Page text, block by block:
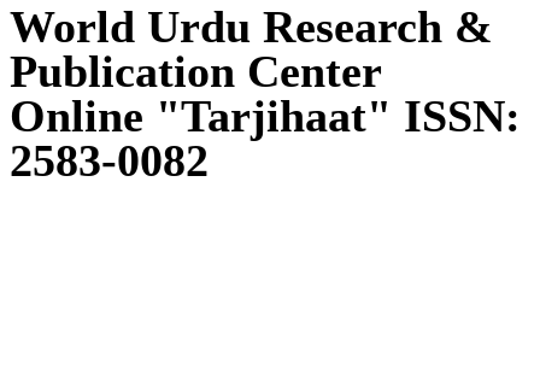
World Urdu Research &
Publication Center
Online "Tarjihaat" ISSN:
2583-0082